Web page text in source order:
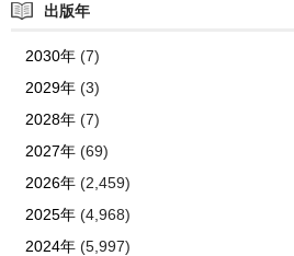
出版年
2030年(7)
2029年(3)
2028年(7)
2027年(69)
2026年(2,459)
2025年(4,968)
2024年(5,997)